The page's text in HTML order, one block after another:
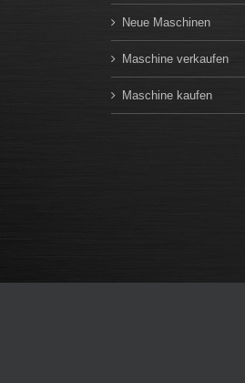
Neue Maschinen
Maschine verkaufen
Maschine kaufen